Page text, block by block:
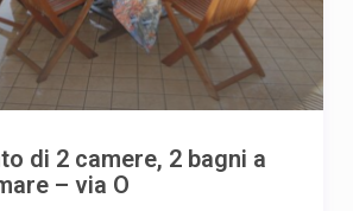
di 2 camere, 2 bagni a
– via O